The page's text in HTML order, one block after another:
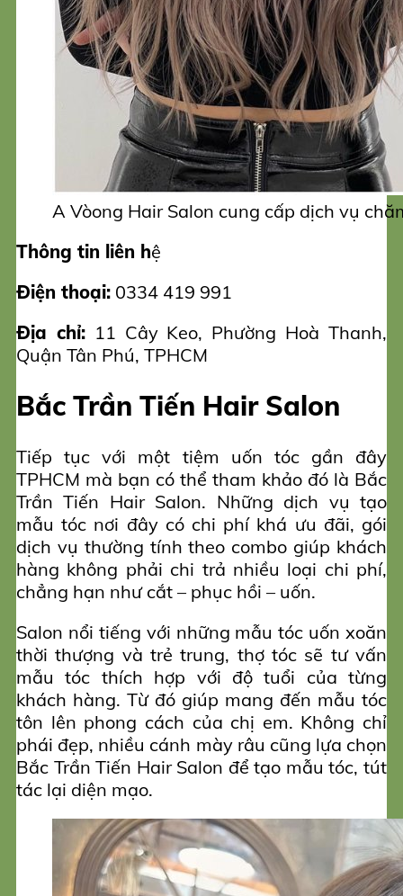
A Vòong Hair Salon cung cấp dịch vụ
Thông tin liên hệ
Điện thoại: 0334 419 991
Địa chỉ:11 Cây Keo, Phường Hoà Thanh,
Quận Tân Phú, TPHCM
Bắc Trần Tiến Hair Salon
Tiếp tục với một tiệm uốn tóc gần đây
TPHCM mà bạn có thể tham khảo đó là Bắc
Trần Tiến Hair Salon. Những dịch vụ tạo
mẫu tóc nơi đây có chi phí khá ưu đãi, gói
dịch vụ thường tính theo combo giúp khách
hàng không phải chi trả nhiều loại chi phí,
chẳng hạn như cắt – phục hồi – uốn.
Salon nổi tiếng với những mẫu tóc uốn xoăn
thời thượng và trẻ trung, thợ tóc sẽ tư vấn
mẫu tóc thích hợp với độ tuổi của từng
khách hàng. Từ đó giúp mang đến mẫu tóc
tôn lên phong cách của chị em. Không chỉ
phái đẹp, nhiều cánh mày râu cũng lựa chọn
Bắc Trần Tiến Hair Salon để tạo mẫu tóc, tút
tác lại diện mạo.